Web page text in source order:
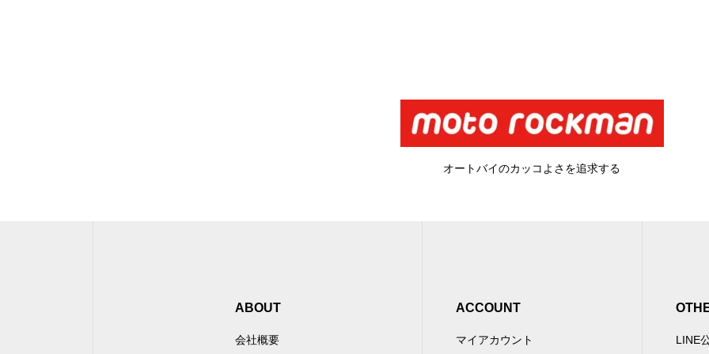
オートバイのカッコよさを追求する
ABOUT
会社概要
ACCOUNT
マイアカウント LINE